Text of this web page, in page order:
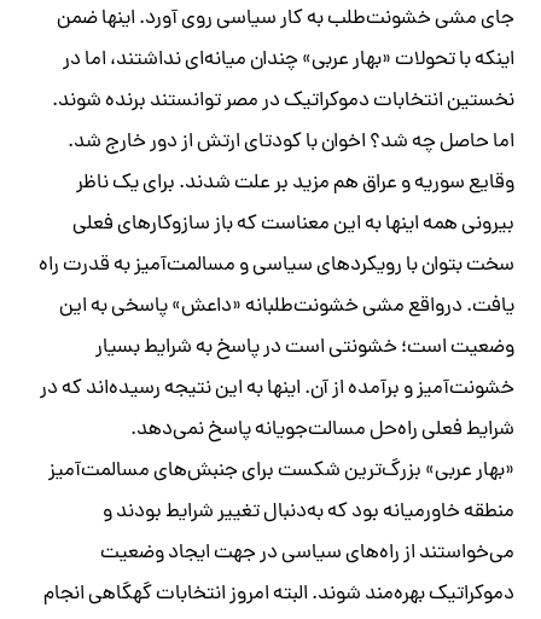
جای مشی خشونت‌طلب به کار سیاسی روی آورد. اینها ضمن
اینکه با تحولات «بهار عربی» چندان میانه‌ای نداشتند، اما در
نخستین انتخابات دموکراتیک در مصر توانستند برنده شوند.
اما حاصل چه شد؟ اخوان با کودتای ارتش از دور خارج شد.
وقایع سوریه و عراق هم مزید بر علت شدند. برای یک ناظر
بیرونی همه اینها به این معناست که باز سازوکارهای فعلی
سخت بتوان با رویکردهای سیاسی و مسالمت‌آمیز به قدرت راه
یافت. درواقع مشی خشونت‌طلبانه «داعش» پاسخی به این
وضعیت است؛ خشونتی است در پاسخ به شرایط بسیار
خشونت‌آمیز و برآمده از آن. اینها به این نتیجه رسیده‌اند که در
شرایط فعلی راه‌حل مسالت‌جویانه پاسخ نمی‌دهد.
«بهار عربی» بزرگ‌ترین شکست برای جنبش‌های مسالمت‌آمیز
منطقه خاورمیانه بود که به‌دنبال تغییر شرایط بودند و
می‌خواستند از راه‌های سیاسی در جهت ایجاد وضعیت
دموکراتیک بهره‌مند شوند. البته امروز انتخابات گهگاهی انجام